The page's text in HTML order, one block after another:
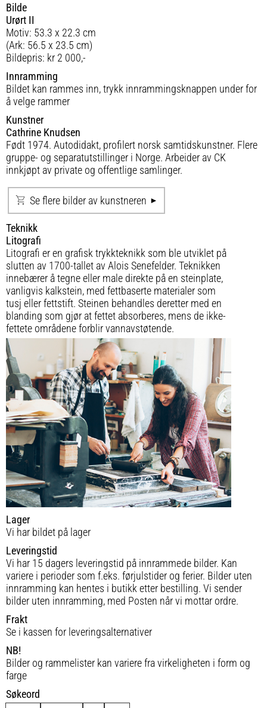
Bilde
Urørt II
Motiv: 53.3 x 22.3 cm
(Ark: 56.5 x 23.5 cm)
Bildepris: kr 2 000,-
Innramming
Bildet kan rammes inn, trykk innrammingsknappen under for
å velge rammer
Kunstner
Cathrine Knudsen
Født 1974. Autodidakt, profilert norsk samtidskunstner. Flere
gruppe- og separatutstillinger i Norge. Arbeider av CK
innkjøpt av private og offentlige samlinger.
Se flere bilder av kunstneren
Teknikk
Litografi
Litografi er en grafisk trykkteknikk som ble utviklet på
slutten av 1700-tallet av Alois Senefelder. Teknikken
innebærer å tegne eller male direkte på en steinplate,
vanligvis kalkstein, med fettbaserte materialer som
tusj eller fettstift. Steinen behandles deretter med en
blanding som gjør at fettet absorberes, mens de ikke-
fettete områdene forblir vannavstøtende.
Lager
Vi har bildet på lager
Leveringstid
Vi har 15 dagers leveringstid på innrammede bilder. Kan
variere i perioder som f.eks. førjulstider og ferier. Bilder uten
innramming kan hentes i butikk etter bestilling. Vi sender
bilder uten innramming, med Posten når vi mottar ordre.
Frakt
Se i kassen for leveringsalternativer
NB!
Bilder og rammelister kan variere fra virkeligheten i form og
farge
Søkeord